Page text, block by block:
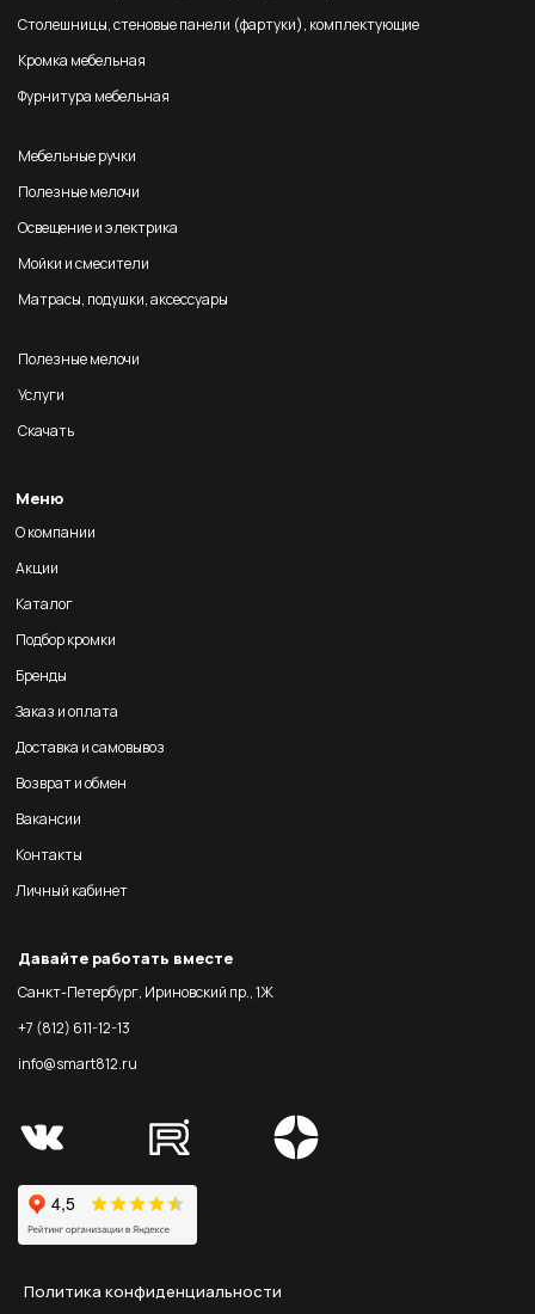
Столешницы, стеновые панели (фартуки), комплектующие
Кромка мебельная
Фурнитура мебельная
Мебельные ручки
Полезные мелочи
Освещение и электрика
Мойки и смесители
Матрасы, подушки, аксессуары
Полезные мелочи
Услуги
Скачать
Меню
О компании
Акции
Каталог
Подбор кромки
Бренды
Заказ и оплата
Доставка и самовывоз
Возврат и обмен
Вакансии
Контакты
Личный кабинет
Давайте работать вместе
Санкт-Петербург, Ириновский пр., 1Ж
+7 (812) 611-12-13
info@smart812.ru
Политика конфиденциальности